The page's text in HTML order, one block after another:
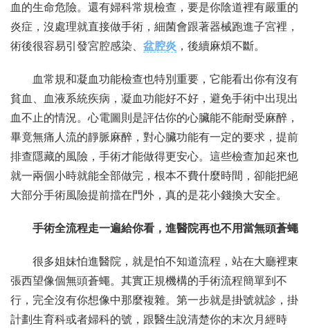
血的生命危險。還有婦科常規檢查，要是你陰道裡有嚴重的
炎症，沒處理就直接做手術，細菌會跟著器械跑進子宮裡，
術後很容易引發宮腔感染、 盆腔炎 ，後續麻煩不斷。
血常規和凝血功能檢查也特別重要，它能看出你有沒有
貧血、血液系統疾病，凝血功能好不好，避免手術中出現出
血不止的情況。心電圖則是評估你的心臟能不能耐受麻醉，
畢竟無痛人流的靜脈麻醉，對心臟功能有一定的要求，提前
排查隱藏的風險，手術才能做得更安心。這些檢查加起來也
就一兩個小時就能全部做完，根本不費什麼時間，卻能把絕
大部分手術風險提前擋在門外，真的是花小錢換大安全。
手術全流程走一遍給你看，進醫院再也不用當無頭蒼蠅
很多姐妹怕進醫院，就是怕不知道流程，站在大廳裡東
張西望像個無頭蒼蠅。其實正規機構的手術流程簡單到不
行，完全沒有你想像中那麼複雜。第一步就是掛號就診，掛
計劃生育科或者婦科的號，跟醫生說清楚你的末次月經時